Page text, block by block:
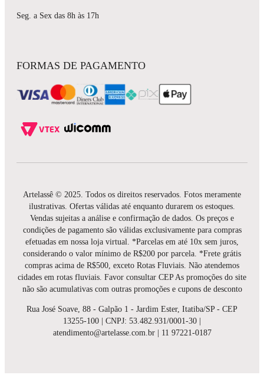
Seg. a Sex das 8h às 17h
FORMAS DE PAGAMENTO
Artelassê © 2025. Todos os direitos reservados. Fotos meramente
ilustrativas. Ofertas válidas até enquanto durarem os estoques.
Vendas sujeitas a análise e confirmação de dados. Os preços e
condições de pagamento são válidas exclusivamente para compras
efetuadas em nossa loja virtual. *Parcelas em até 10x sem juros,
considerando o valor mínimo de R$200 por parcela. *Frete grátis
compras acima de R$500, exceto Rotas Fluviais. Não atendemos
cidades em rotas fluviais. Favor consultar CEP As promoções do site
não são acumulativas com outras promoções e cupons de desconto
Rua José Soave, 88 - Galpão 1 - Jardim Ester, Itatiba/SP - CEP
13255-100 | CNPJ: 53.482.931/0001-30 |
atendimento@artelasse.com.br | 11 97221-0187